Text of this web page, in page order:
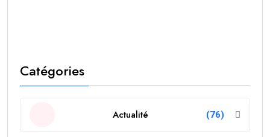
Catégories
Actualité (76)